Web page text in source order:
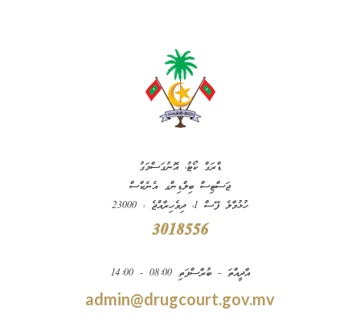
ޑްރަގް ކޯޓު، އޮނުގަސްމަގު
ޖަސްޓިސް ބިލްޑިންގ އެނެކްސް
ހުޅުމާލެ ފޭސް 1، ދިވެހިރާއްޖެ ، 23000
3018556
އާދީއްތަ - ބުރާސްފަތި 08:00 - 14:00
admin@drugcourt.gov.mv